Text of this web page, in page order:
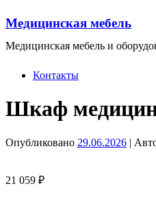
к
Медицинская мебель
Медицинская мебель и
Контакты
Шкаф
Опубликовано 29.06.2026 |
21 059 ₽